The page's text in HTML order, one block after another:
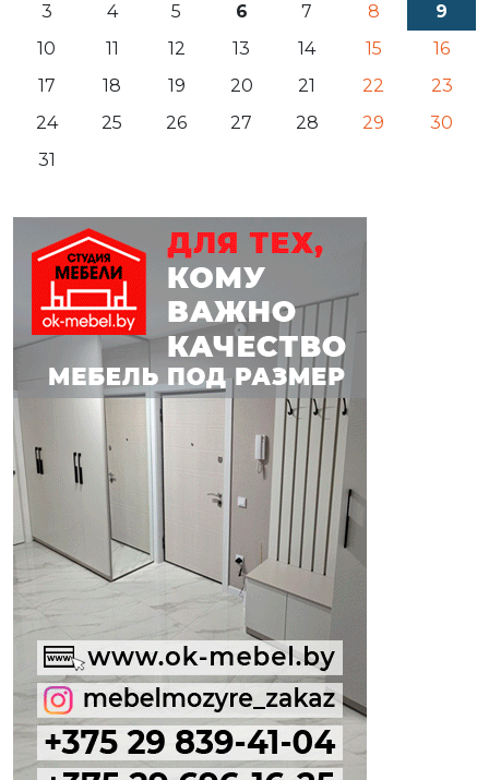
3
4 5 6 7 8
9
10
11 12 13 14 15
16
17
18 19 20 21 22
23
24
25 26 27 28 29
30
31